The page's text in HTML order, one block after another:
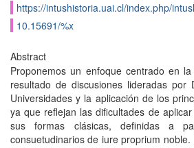
https://intushistoria.uai.cl/index.php/
10.15691/%x
Abstract
Proponemos un enfoque centrado en
resultado de discusiones lideradas por
Universidades y la aplicación de los
ya que reflejan las dificultades de
sus formas clásicas, definidas a
consuetudinarios de iure proprium